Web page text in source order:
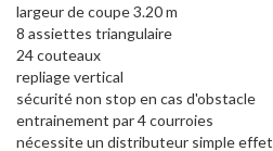
largeur de coupe 3.20 m
8 assiettes triangulaire
24 couteaux
repliage vertical
sécurité non stop en cas d'obstacle
entrainement par 4 courroies
nécessite un distributeur simple effet